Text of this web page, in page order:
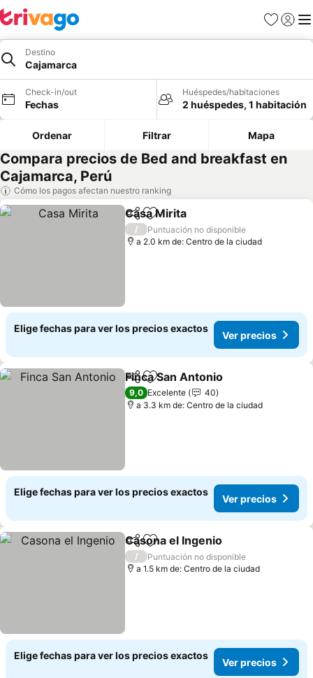
Favoritos
Iniciar
Destino
Cajamarca
Check-in/out
Fechas
Huéspedes/habitaciones
2 huéspedes, 1 habitación
Ordenar Filtrar Mapa
Compara precios de Bed and breakfast en
Cajamarca, Perú
Cómo los pagos afectan nuestro ranking
CompartirAgregar a favoritos
Casa Mirita
/
Puntuación no disponible
a 2.0 km de: Centro de la ciudad
Elige fechas para ver los precios exactos
Ver precios
CompartirAgregar a favoritos
Finca San Antonio
9,0 Excelente
40
a 3.3 km de: Centro de la ciudad
Elige fechas para ver los precios exactos
Ver precios
CompartirAgregar a favoritos
Casona el Ingenio
/
Puntuación no disponible
a 1.5 km de: Centro de la ciudad
Elige fechas para ver los precios exactos
Ver precios